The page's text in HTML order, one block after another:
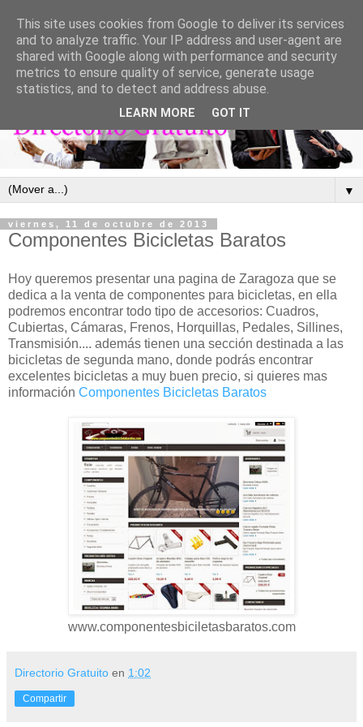
▼
viernes, 11 de octubre de 2013
Componentes Bicicletas Baratos
Hoy queremos presentar una pagina de Zaragoza que se
dedica a la venta de componentes para bicicletas, en ella
podremos encontrar todo tipo de accesorios: Cuadros,
Cubiertas, Cámaras, Frenos, Horquillas, Pedales, Sillines,
Transmisión.... además tienen una sección destinada a las
bicicletas de segunda mano, donde podrás encontrar
excelentes bicicletas a muy buen precio, si quieres mas
información Componentes Bicicletas Baratos
www.componentesbiciletasbaratos.com
Directorio Gratuito en 1:02
Compartir
This site uses cookies from Google to deliver its services
and to analyze traffic. Your IP address and user-agent are
shared with Google along with performance and security
metrics to ensure quality of service, generate usage
statistics, and to detect and address abuse.
LEARN MORE GOT IT